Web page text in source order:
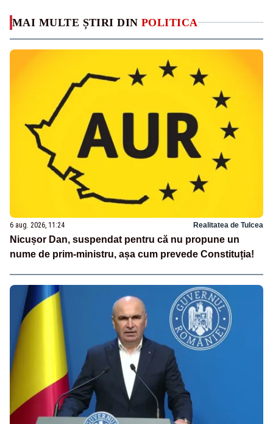
MAI MULTE ȘTIRI DIN POLITICA
6 aug. 2026, 11:24 Realitatea de Tulcea
Nicușor Dan, suspendat pentru că nu propune un
nume de prim-ministru, așa cum prevede Constituția!